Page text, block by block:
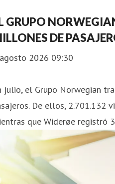
GRUPO
DE
2026 09:30
julio, el Grupo Norwegian
De ellos, 2.701.132
que Widerøe registró